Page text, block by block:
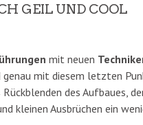
GEIL UND COOL
mit neuen
mit diesem letzten
des Aufbaues,
kleinen Ausbrüchen ein